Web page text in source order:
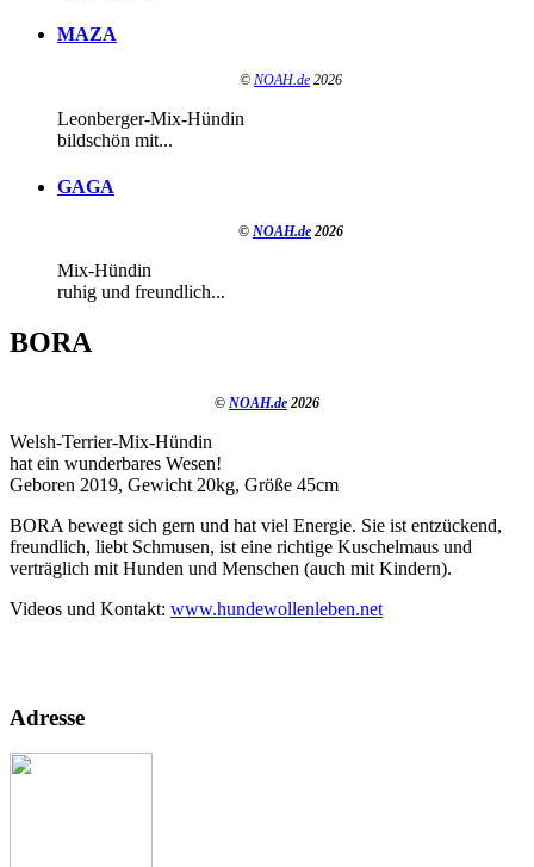
MAZA
© NOAH.de 2026
Leonberger-Mix-Hündin
bildschön mit...
GAGA
© NOAH.de 2026
Mix-Hündin
ruhig und freundlich...
BORA
© NOAH.de 2026
Welsh-Terrier-Mix-Hündin
hat ein wunderbares Wesen!
Geboren 2019, Gewicht 20kg, Größe 45cm
BORA bewegt sich gern und hat viel Energie. Sie ist entzückend,
freundlich, liebt Schmusen, ist eine richtige Kuschelmaus und
verträglich mit Hunden und Menschen (auch mit Kindern).
Videos und Kontakt: www.hundewollenleben.net
Adresse